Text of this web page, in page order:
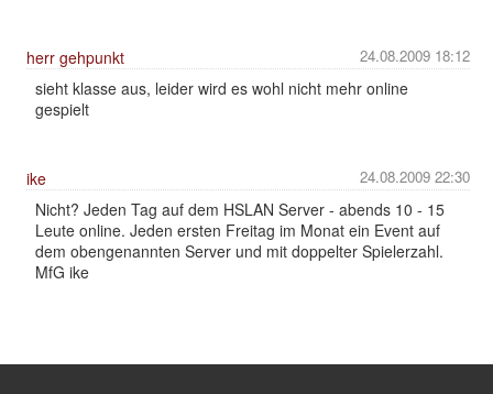
24.08.2009 18:12
herr gehpunkt
sieht klasse aus, leider wird es wohl nicht mehr online
gespielt
24.08.2009 22:30
ike
Nicht? Jeden Tag auf dem HSLAN Server - abends 10 - 15
Leute online. Jeden ersten Freitag im Monat ein Event auf
dem obengenannten Server und mit doppelter Spielerzahl.
MfG ike